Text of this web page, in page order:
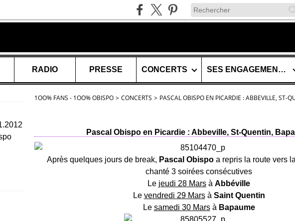
RADIO PRESSE CONCERTS SES ENGAGEMENTS
1OO% FANS - 1OO% OBISPO > CONCERTS > PASCAL OBISPO EN PICARDIE : ABBEVILLE, ST-
Pascal Obispo en Picardie : Abbeville, St-Quentin,
Après quelques jours de break, Pascal Obispo a repris la route vers la
chanté 3 soirées consécutives
Le jeudi 28 Mars à Abbéville
Le vendredi 29 Marsà Saint Quentin
Le samedi 30 Marsà Bapaume